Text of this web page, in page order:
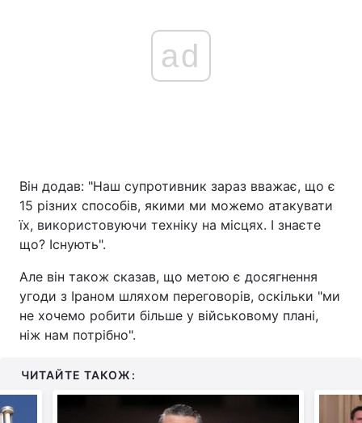
ad
Він додав: "Наш супротивник зараз вважає, що є
15 різних способів, якими ми можемо атакувати
їх, використовуючи техніку на місцях. І знаєте
що? Існують".
Але він також сказав, що метою є досягнення
угоди з Іраном шляхом переговорів, оскільки "ми
не хочемо робити більше у військовому плані,
ніж нам потрібно".
ЧИТАЙТЕ ТАКОЖ: